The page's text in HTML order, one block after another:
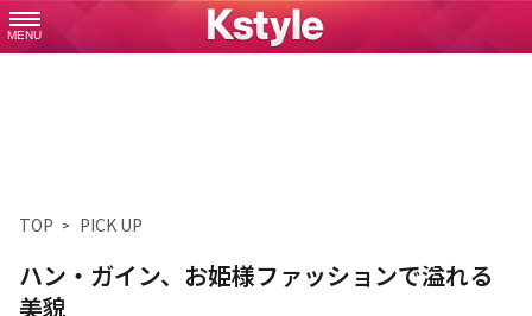
MENU
TOP PICK UP
ハン・ガイン、お姫様ファッションで溢れる
美貌